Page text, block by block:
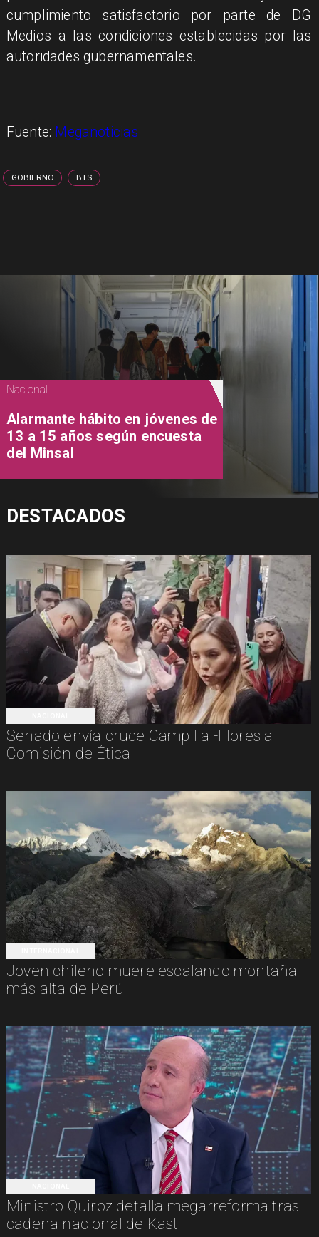
cumplimiento satisfactorio por parte de DG
Medios a las condiciones establecidas por las
autoridades gubernamentales.
Fuente: Meganoticias
GOBIERNO BTS
Senado envía cruce Campillai-Flores a
Comisión de Ética
Joven chileno muere escalando montaña
más alta de Perú
Ministro Quiroz detalla megarreforma tras
cadena nacional de Kast
Nacional
Alarmante hábito en jóvenes de
13 a 15 años según encuesta
del Minsal
DESTACADOS